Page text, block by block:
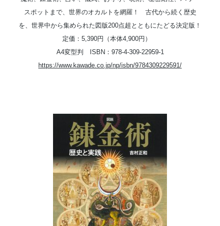
スポットまで、世界のオカルトを網羅！ 古代から続く歴史
を、世界中から集められた図版200点超とともにたどる決定版！
定価：5,390円（本体4,900円）
A4変型判 ISBN：978-4-309-22959-1
https://www.kawade.co.jp/np/isbn/9784309229591/